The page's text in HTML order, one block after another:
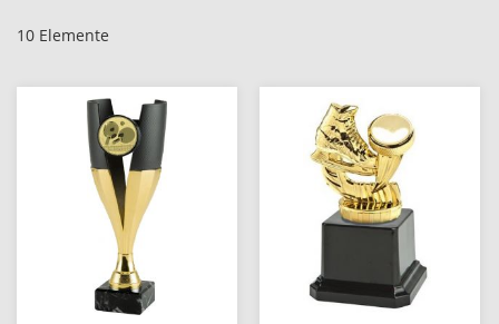
10 Elemente